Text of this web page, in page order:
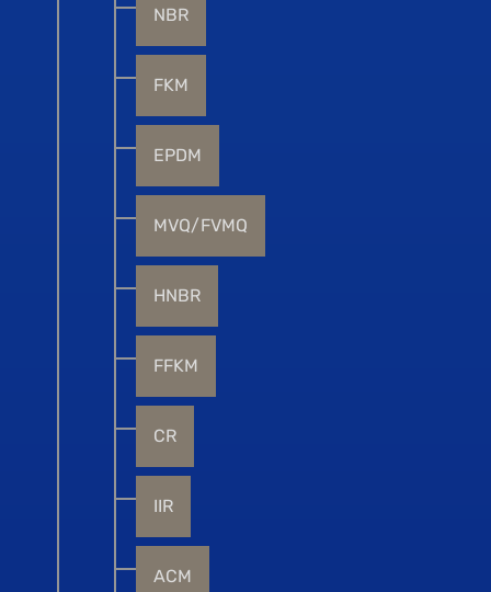
NBR
FKM
EPDM
MVQ/FVMQ
HNBR
FFKM
CR
IIR
ACM